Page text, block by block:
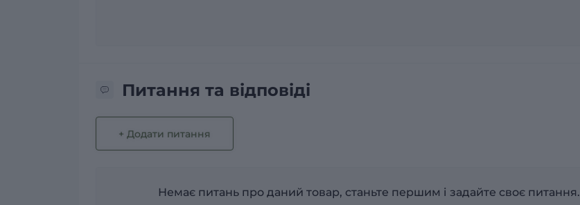
Питання та відповіді
+ Додати питання
Немає питань про даний товар, станьте першим і задайте своє питання.